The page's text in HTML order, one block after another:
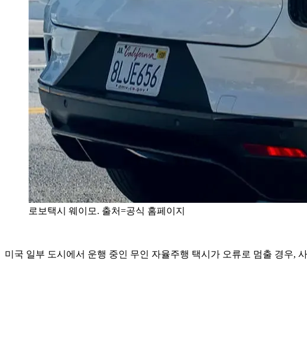
로보택시 웨이모. 출처=공식 홈페이지
미국 일부 도시에서 운행 중인 무인 자율주행 택시가 오류로 멈출 경우,